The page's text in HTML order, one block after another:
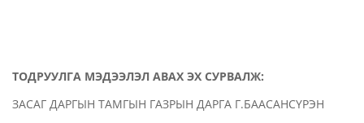
ТОДРУУЛГА МЭДЭЭЛЭЛ АВАХ ЭХ СУРВАЛЖ:
ЗАСАГ ДАРГЫН ТАМГЫН ГАЗРЫН ДАРГА Г.БААСАНСҮРЭН